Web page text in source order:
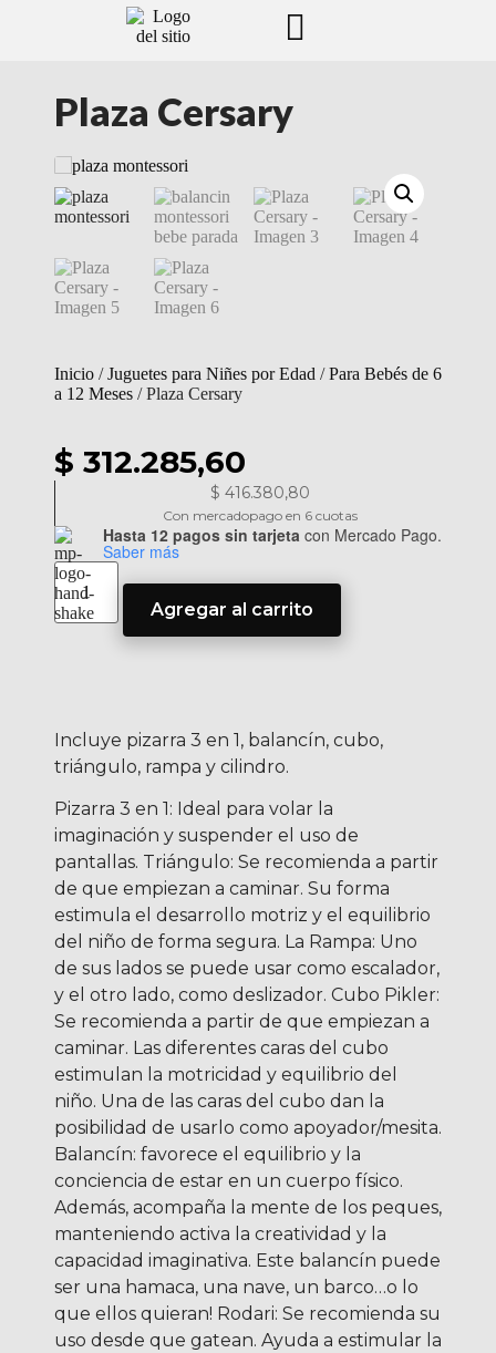
Plaza Cersary
Inicio /Juguetes para Niñes por Edad /Para Bebés de 6
a 12 Meses / Plaza Cersary
$ 312.285,60
$ 416.380,80
Con mercadopago en 6 cuotas
Hasta 12 pagos sin tarjeta con Mercado Pago.
Saber más
Agregar al carrito
Incluye pizarra 3 en 1, balancín, cubo,
triángulo, rampa y cilindro.
Pizarra 3 en 1: Ideal para volar la
imaginación y suspender el uso de
pantallas. Triángulo: Se recomienda a partir
de que empiezan a caminar. Su forma
estimula el desarrollo motriz y el equilibrio
del niño de forma segura. La Rampa: Uno
de sus lados se puede usar como escalador,
y el otro lado, como deslizador. Cubo Pikler:
Se recomienda a partir de que empiezan a
caminar. Las diferentes caras del cubo
estimulan la motricidad y equilibrio del
niño. Una de las caras del cubo dan la
posibilidad de usarlo como apoyador/mesita.
Balancín: favorece el equilibrio y la
conciencia de estar en un cuerpo físico.
Además, acompaña la mente de los peques,
manteniendo activa la creatividad y la
capacidad imaginativa. Este balancín puede
ser una hamaca, una nave, un barco…o lo
que ellos quieran! Rodari: Se recomienda su
uso desde que gatean. Ayuda a estimular la